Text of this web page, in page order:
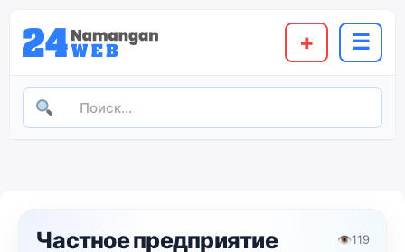
+ ☰
Частное предприятие
👁119